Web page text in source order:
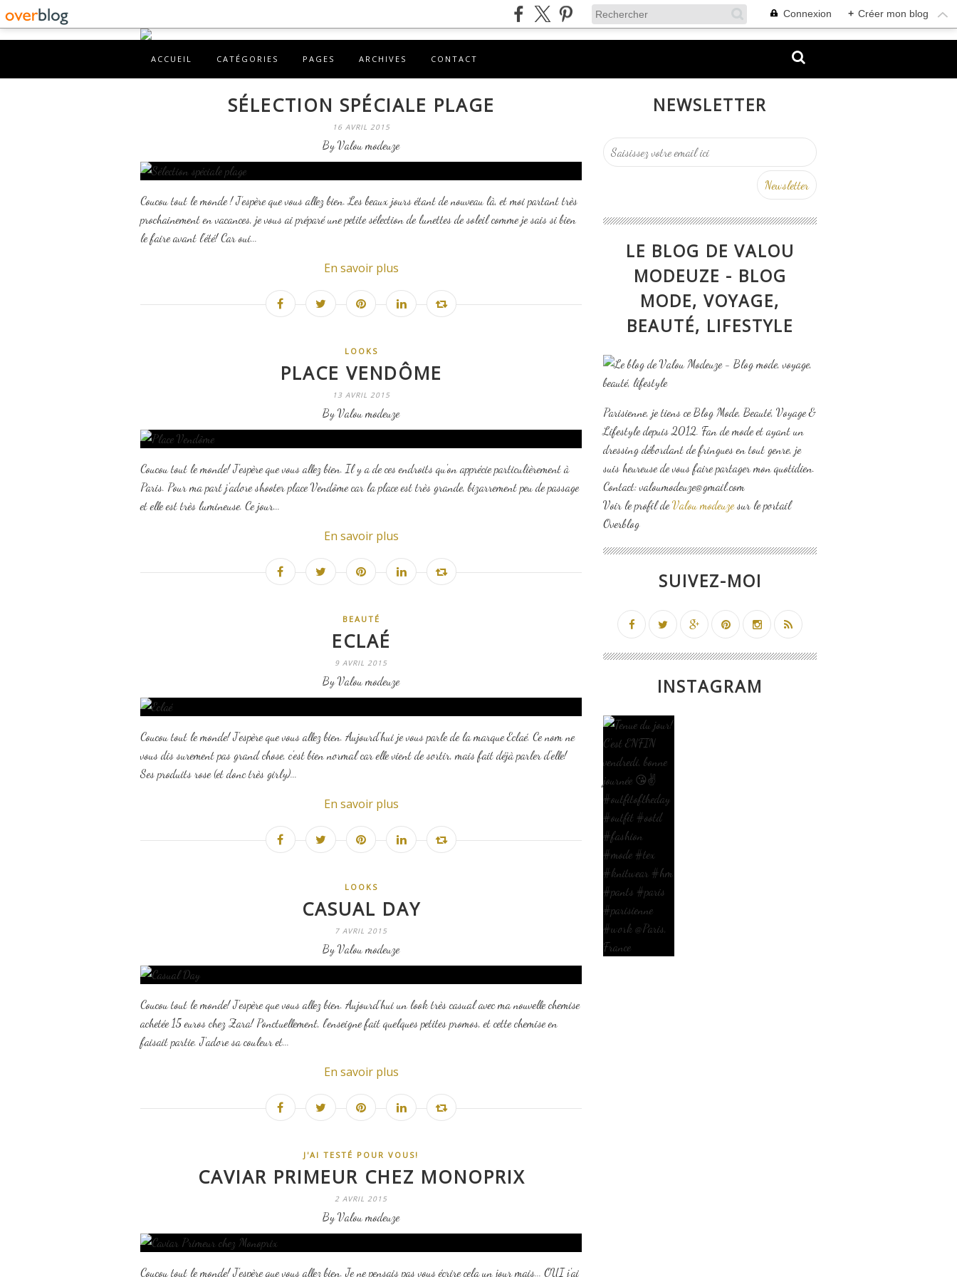
Connexion + Créer mon blog
ACCUEIL CATÉGORIES PAGES ARCHIVES CONTACT
SÉLECTION SPÉCIALE PLAGE
16 AVRIL 2015
By Valou modeuze
Coucou tout le monde ! J’espère que vous allez bien. Les beaux jours étant de nouveau là, et moi partant très
prochainement en vacances, je vous ai préparé une petite sélection de lunettes de soleil comme je sais si bien
le faire avant l’été! Car oui...
En savoir plus
LOOKS
PLACE VENDÔME
13 AVRIL 2015
By Valou modeuze
Coucou tout le monde! J'espère que vous allez bien. Il y a de ces endroits qu'on apprécie particulièrement à
Paris. Pour ma part j'adore shooter place Vendôme car la place est très grande, bizarrement peu de passage
et elle est très lumineuse. Ce jour...
En savoir plus
BEAUTÉ
ECLAÉ
9 AVRIL 2015
By Valou modeuze
Coucou tout le monde! J'espère que vous allez bien. Aujourd'hui je vous parle de la marque Eclaé. Ce nom ne
vous dis surement pas grand chose, c'est bien normal car elle vient de sortir, mais fait déjà parler d'elle!
Ses produits rose (et donc très girly)...
En savoir plus
LOOKS
CASUAL DAY
7 AVRIL 2015
By Valou modeuze
Coucou tout le monde! J'espère que vous allez bien. Aujourd'hui un look très casual avec ma nouvelle chemise
achetée 15 euros chez Zara! Ponctuellement, l'enseigne fait quelques petites promos, et cette chemise en
faisait partie. J'adore sa couleur et...
En savoir plus
J'AI TESTÉ POUR VOUS!
CAVIAR PRIMEUR CHEZ MONOPRIX
2 AVRIL 2015
By Valou modeuze
Coucou tout le monde! J'espère que vous allez bien. Je ne pensais pas vous écrire cela un jour mais... OUI j'ai
NEWSLETTER
LE BLOG DE VALOU
MODEUZE - BLOG
MODE, VOYAGE,
BEAUTÉ, LIFESTYLE
Parisienne, je tiens ce Blog Mode, Beauté, Voyage &
Lifestyle depuis 2012. Fan de mode et ayant un
dressing débordant de fringues en tout genre, je
suis heureuse de vous faire partager mon quotidien.
Contact: valoumodeuze@gmail.com
Voir le profil deValou modeuzesur le portail
Overblog
SUIVEZ-MOI
INSTAGRAM